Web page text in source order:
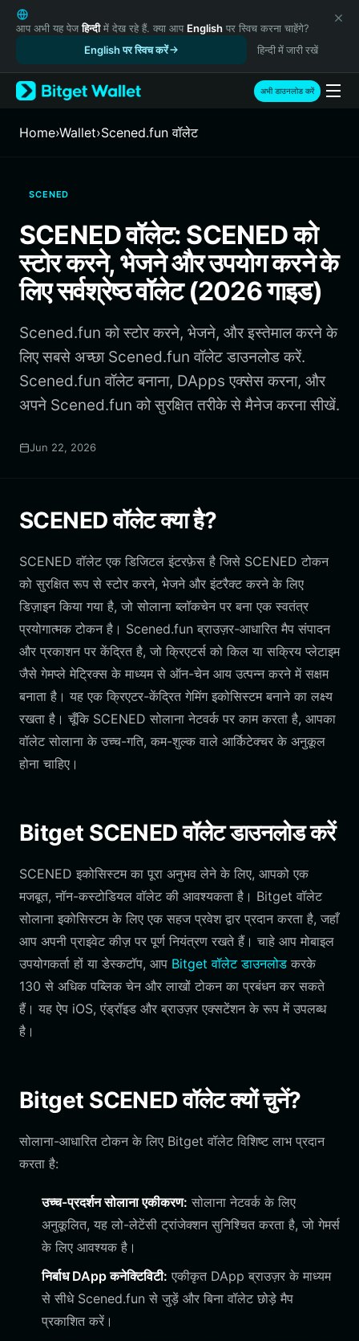
English
日本語
Русский
Español (Latinoamérica)
Türkçe
Italiano
繁體中文
Português (Portugal)
Bahasa Indonesia
ภาษาไทย
हिन्दी
Português (Brasil)
Español (Argentina)
आप अभी यह पेजहिन्दीमें देख रहे हैं. क्या आप English पर स्विच करना चाहेंगे?
English पर स्विच करें
हिन्दी में जारी रखें
अभी डाउनलोड करें
Home›Wallet›Scened.fun वॉलेट
SCENED
SCENED वॉलेट: SCENED को
स्टोर करने, भेजने और उपयोग करने के
लिए सर्वश्रेष्ठ वॉलेट (2026 गाइड)
Scened.fun को स्टोर करने, भेजने, और इस्तेमाल करने के
लिए सबसे अच्छा Scened.fun वॉलेट डाउनलोड करें.
Scened.fun वॉलेट बनाना, DApps एक्सेस करना, और
अपने Scened.fun को सुरक्षित तरीके से मैनेज करना सीखें.
Jun 22, 2026
SCENED वॉलेट क्या है?
SCENED वॉलेट एक डिजिटल इंटरफ़ेस है जिसे SCENED टोकन
को सुरक्षित रूप से स्टोर करने, भेजने और इंटरैक्ट करने के लिए
डिज़ाइन किया गया है, जो सोलाना ब्लॉकचेन पर बना एक स्वतंत्र
प्रयोगात्मक टोकन है। Scened.fun ब्राउज़र-आधारित मैप संपादन
और प्रकाशन पर केंद्रित है, जो क्रिएटर्स को किल या सक्रिय प्लेटाइम
जैसे गेमप्ले मेट्रिक्स के माध्यम से ऑन-चेन आय उत्पन्न करने में सक्षम
बनाता है। यह एक क्रिएटर-केंद्रित गेमिंग इकोसिस्टम बनाने का लक्ष्य
रखता है। चूँकि SCENED सोलाना नेटवर्क पर काम करता है, आपका
वॉलेट सोलाना के उच्च-गति, कम-शुल्क वाले आर्किटेक्चर के अनुकूल
होना चाहिए।
Bitget SCENED वॉलेट डाउनलोड करें
SCENED इकोसिस्टम का पूरा अनुभव लेने के लिए, आपको एक
मजबूत, नॉन-कस्टोडियल वॉलेट की आवश्यकता है। Bitget वॉलेट
सोलाना इकोसिस्टम के लिए एक सहज प्रवेश द्वार प्रदान करता है, जहाँ
आप अपनी प्राइवेट कीज़ पर पूर्ण नियंत्रण रखते हैं। चाहे आप मोबाइल
उपयोगकर्ता हों या डेस्कटॉप, आप Bitget वॉलेट डाउनलोड करके
130 से अधिक पब्लिक चेन और लाखों टोकन का प्रबंधन कर सकते
हैं। यह ऐप iOS, एंड्रॉइड और ब्राउज़र एक्सटेंशन के रूप में उपलब्ध
है।
Bitget SCENED वॉलेट क्यों चुनें?
सोलाना-आधारित टोकन के लिए Bitget वॉलेट विशिष्ट लाभ प्रदान
करता है:
उच्च-प्रदर्शन सोलाना एकीकरण: सोलाना नेटवर्क के लिए
अनुकूलित, यह लो-लेटेंसी ट्रांजेक्शन सुनिश्चित करता है, जो गेमर्स
के लिए आवश्यक है।
निर्बाध DApp कनेक्टिविटी: एकीकृत DApp ब्राउज़र के माध्यम
से सीधे Scened.fun से जुड़ें और बिना वॉलेट छोड़े मैप
प्रकाशित करें।